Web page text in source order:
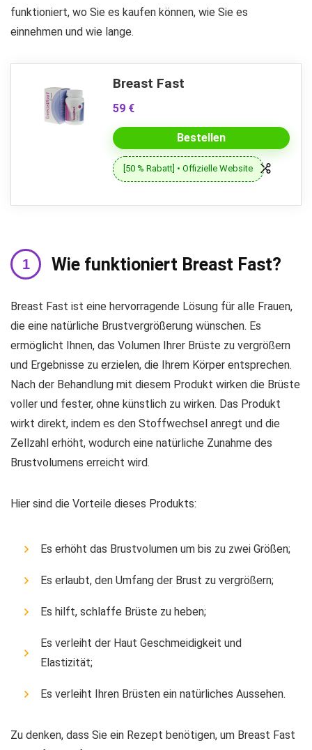
funktioniert, wo Sie es kaufen können, wie Sie es
einnehmen und wie lange.
Breast Fast
59 €
Bestellen
[50 % Rabatt] • Offizielle Website
Wie funktioniert Breast Fast?
Breast Fast ist eine hervorragende Lösung für alle Frauen,
die eine natürliche Brustvergrößerung wünschen. Es
ermöglicht Ihnen, das Volumen Ihrer Brüste zu vergrößern
und Ergebnisse zu erzielen, die Ihrem Körper entsprechen.
Nach der Behandlung mit diesem Produkt wirken die Brüste
voller und fester, ohne künstlich zu wirken. Das Produkt
wirkt direkt, indem es den Stoffwechsel anregt und die
Zellzahl erhöht, wodurch eine natürliche Zunahme des
Brustvolumens erreicht wird.
Hier sind die Vorteile dieses Produkts:
Es erhöht das Brustvolumen um bis zu zwei Größen;
Es erlaubt, den Umfang der Brust zu vergrößern;
Es hilft, schlaffe Brüste zu heben;
Es verleiht der Haut Geschmeidigkeit und
Elastizität;
Es verleiht Ihren Brüsten ein natürliches Aussehen.
Zu denken, dass Sie ein Rezept benötigen, um Breast Fast